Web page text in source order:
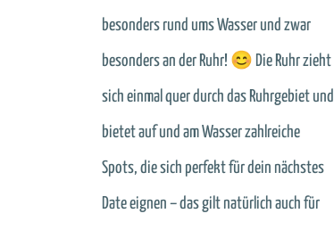
besonders rund ums Wasser und zwar
besonders an der Ruhr! 😊 Die Ruhr zieht
sich einmal quer durch das Ruhrgebiet und
bietet auf und am Wasser zahlreiche
Spots, die sich perfekt für dein nächstes
Date eignen – das gilt natürlich auch für